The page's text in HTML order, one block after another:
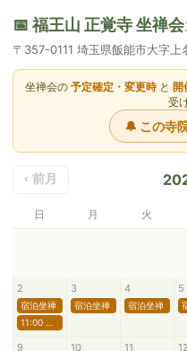
📅 福王山 正覚寺 坐禅
〒357-0111 埼玉県飯能市大字
坐禅会の 予定確定・変更時と 開
受
🔔 この寺
‹ 前月
日 月 火
2
宿泊坐禅
11:00 英語坐禅会ZEN class
3
宿泊坐禅
4
宿泊坐禅
5
9 10 11 12